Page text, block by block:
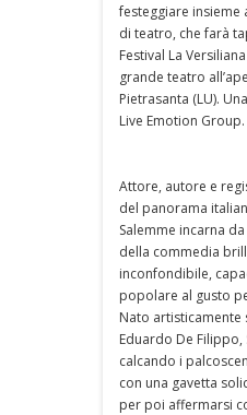
festeggiare insieme
di teatro, che farà
Festival La
grande teatro
Pietrasanta (LU).
Live Emotion Group.
Attore, autore e
del panorama
Salemme incarna
della commedia
inconfondibile,
popolare al gusto
Nato artisticamente
Eduardo De
calcando i
con una gavetta
per poi affermarsi